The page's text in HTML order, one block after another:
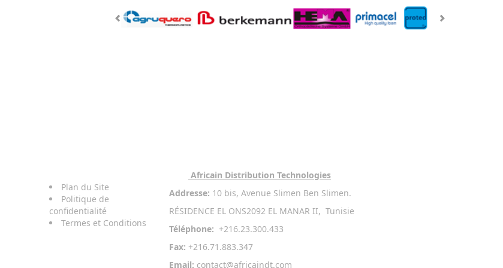
Plan du Site
Politique de
confidentialité
Termes et Conditions
Africain Distribution Technologies
Addresse: 10 bis, Avenue Slimen Ben Slimen.
RÉSIDENCE EL ONS2092 EL MANAR II, Tunisie
Téléphone: +216.23.300.433
Fax: +216.71.883.347
Email: contact@africaindt.com